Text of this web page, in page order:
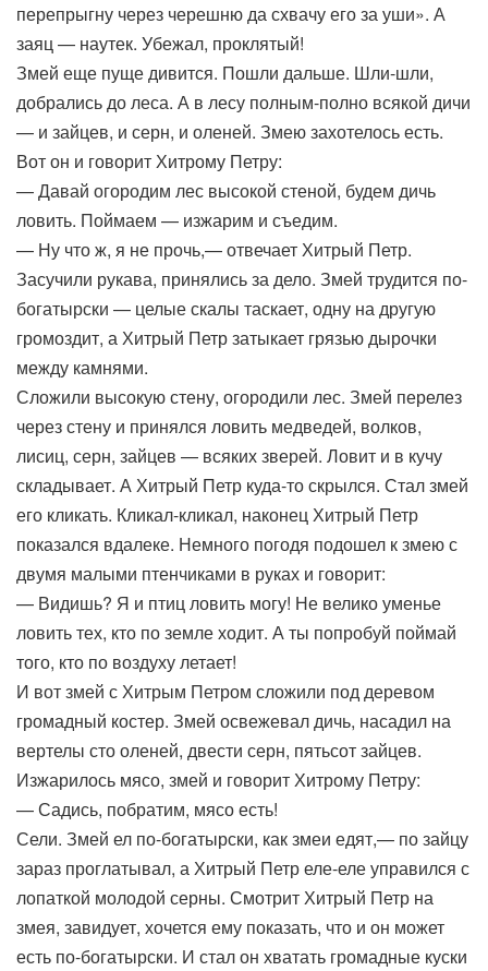
перепрыгну через черешню да схвачу его за уши». А
заяц — наутек. Убежал, проклятый!
Змей еще пуще дивится. Пошли дальше. Шли-шли,
добрались до леса. А в лесу полным-полно всякой дичи
— и зайцев, и серн, и оленей. Змею захотелось есть.
Вот он и говорит Хитрому Петру:
— Давай огородим лес высокой стеной, будем дичь
ловить. Поймаем — изжарим и съедим.
— Ну что ж, я не прочь,— отвечает Хитрый Петр.
Засучили рукава, принялись за дело. Змей трудится по-
богатырски — целые скалы таскает, одну на другую
громоздит, а Хитрый Петр затыкает грязью дырочки
между камнями.
Сложили высокую стену, огородили лес. Змей перелез
через стену и принялся ловить медведей, волков,
лисиц, серн, зайцев — всяких зверей. Ловит и в кучу
складывает. А Хитрый Петр куда-то скрылся. Стал змей
его кликать. Кликал-кликал, наконец Хитрый Петр
показался вдалеке. Немного погодя подошел к змею с
двумя малыми птенчиками в руках и говорит:
— Видишь? Я и птиц ловить могу! Не велико уменье
ловить тех, кто по земле ходит. А ты попробуй поймай
того, кто по воздуху летает!
И вот змей с Хитрым Петром сложили под деревом
громадный костер. Змей освежевал дичь, насадил на
вертелы сто оленей, двести серн, пятьсот зайцев.
Изжарилось мясо, змей и говорит Хитрому Петру:
— Садись, побратим, мясо есть!
Сели. Змей ел по-богатырски, как змеи едят,— по зайцу
зараз проглатывал, а Хитрый Петр еле-еле управился с
лопаткой молодой серны. Смотрит Хитрый Петр на
змея, завидует, хочется ему показать, что и он может
есть по-богатырски. И стал он хватать громадные куски